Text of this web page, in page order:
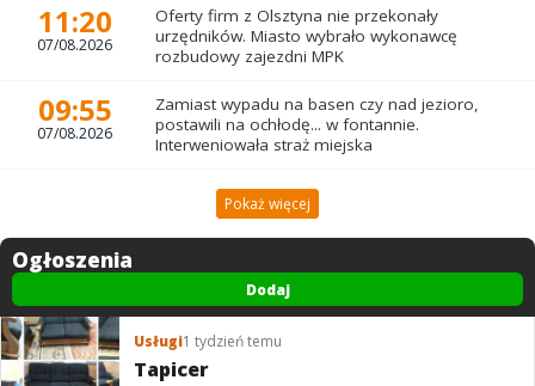
11:20
07/08.2026
Oferty firm z Olsztyna nie przekonały
urzędników. Miasto wybrało wykonawcę
rozbudowy zajezdni MPK
09:55
07/08.2026
Zamiast wypadu na basen czy nad jezioro,
postawili na ochłodę... w fontannie.
Interweniowała straż miejska
Pokaż więcej
Ogłoszenia
Dodaj
Usługi1 tydzień temu
Tapicer